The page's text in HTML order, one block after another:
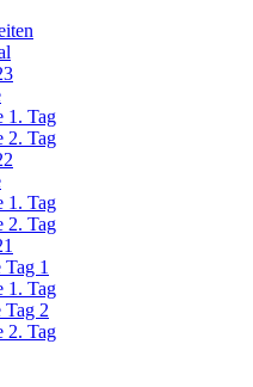
1. Tag
2. Tag
1. Tag
2. Tag
Tag 1
1. Tag
Tag 2
2. Tag